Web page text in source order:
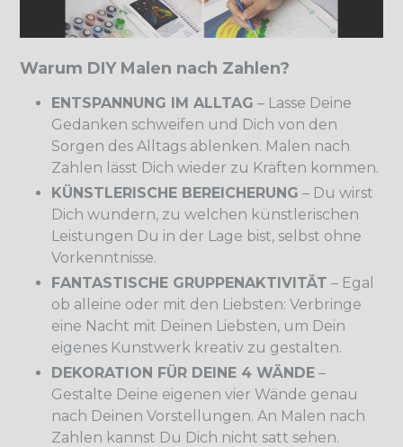
Warum DIY Malen nach Zahlen?
ENTSPANNUNG IM ALLTAG – Lasse Deine
Gedanken schweifen und Dich von den
Sorgen des Alltags ablenken. Malen nach
Zahlen lässt Dich wieder zu Kräften kommen.
KÜNSTLERISCHE BEREICHERUNG – Du wirst
Dich wundern, zu welchen künstlerischen
Leistungen Du in der Lage bist, selbst ohne
Vorkenntnisse.
FANTASTISCHE GRUPPENAKTIVITÄT – Egal
ob alleine oder mit den Liebsten: Verbringe
eine Nacht mit Deinen Liebsten, um Dein
eigenes Kunstwerk kreativ zu gestalten.
DEKORATION FÜR DEINE 4 WÄNDE –
Gestalte Deine eigenen vier Wände genau
nach Deinen Vorstellungen. An Malen nach
Zahlen kannst Du Dich nicht satt sehen.